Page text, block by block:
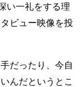
い一礼をする理
ビュー映像を投
だったり、今自
んだというとこ